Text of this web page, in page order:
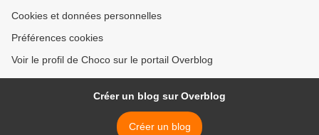
Cookies et données personnelles
Préférences cookies
Voir le profil de Choco sur le portail Overblog
Créer un blog sur Overblog
Créer un blog